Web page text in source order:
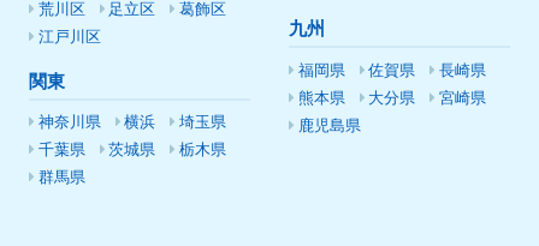
荒川区
足立区
葛飾区
江戸川区
関東
神奈川県 横浜
埼玉県
千葉県
茨城県
栃木県
群馬県
九州
福岡県 佐賀県
長崎県
熊本県
大分県
宮崎県
鹿児島県